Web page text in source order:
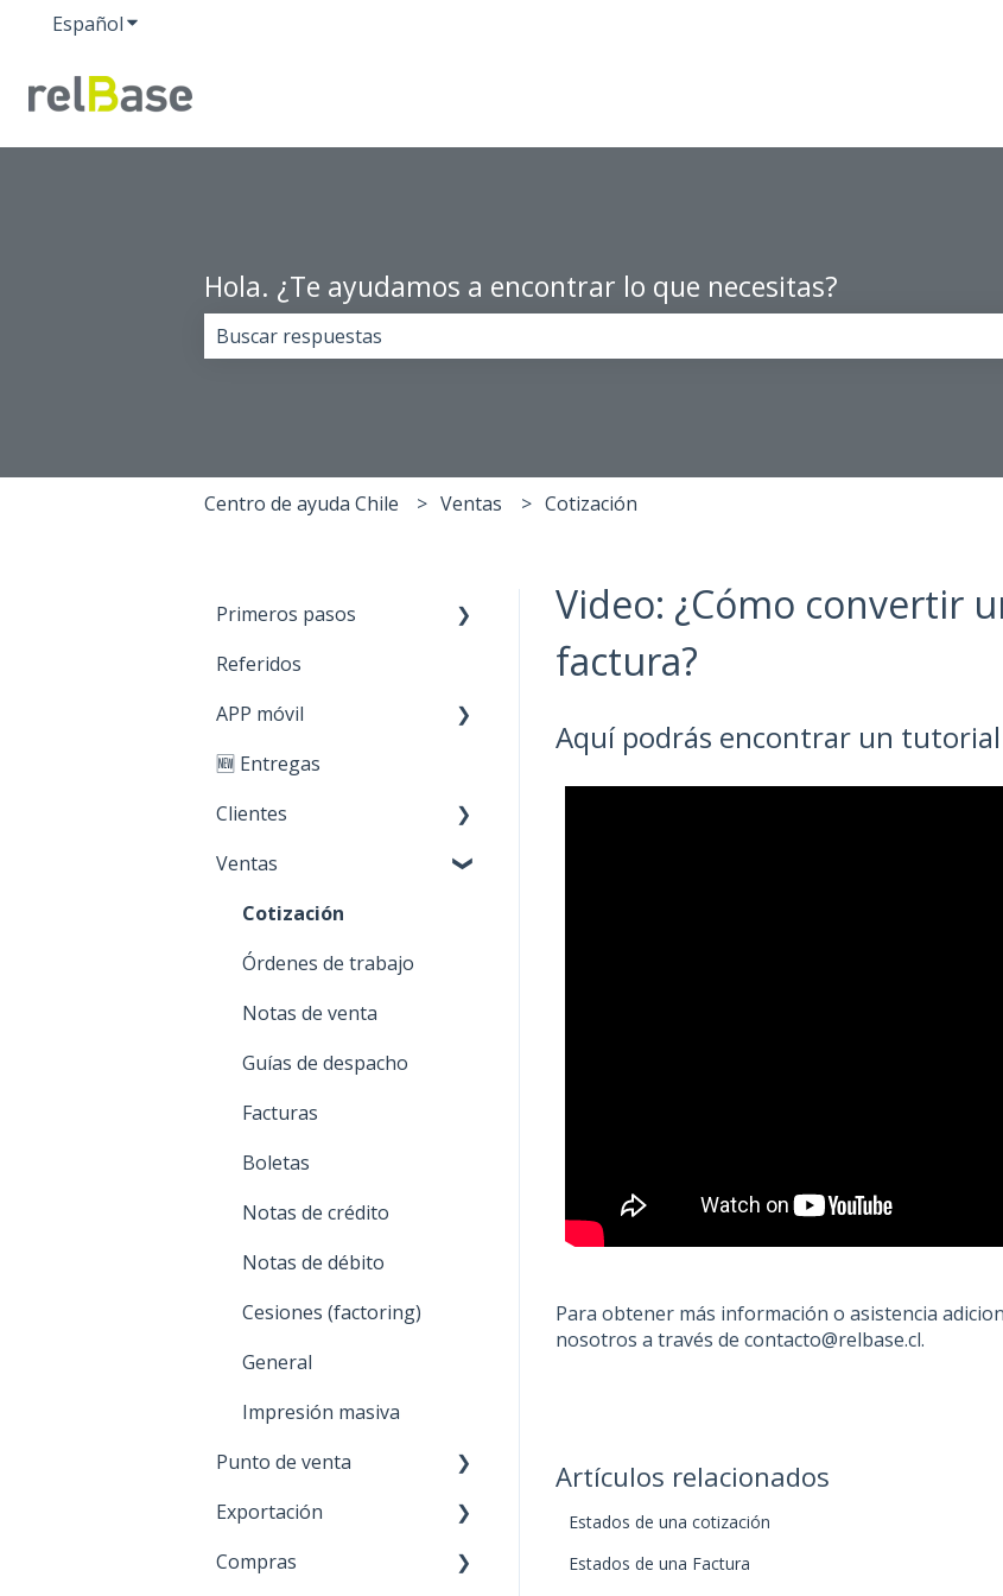
EspañolTraducciones de Mostrar submenú de
Hola. ¿Te ayudamos a encontrar lo que necesitas?
Centro de ayuda Chile Ventas Cotización
Video: ¿Cómo convertir
factura?
Aquí podrás encontrar un tutorial
Para obtener más información o asistencia
nosotros a través de contacto@relbase.cl.
Artículos relacionados
Estados de una cotización
Estados de una Factura
Primeros pasos
Paso 1: Nuevos
Referidos
APP móvil
Primeros Pasos
🆕 Entregas
Clientes
Creación y edición
Acciones sobre mis
Ventas
Cotización
Órdenes de trabajo
Notas de venta
Guías de despacho
Facturas
Boletas
Notas de crédito
Notas de débito
Cesiones (factoring)
General
Impresión masiva
Punto de venta
Transbank - POS
Exportación
Proceso de venta
Compras